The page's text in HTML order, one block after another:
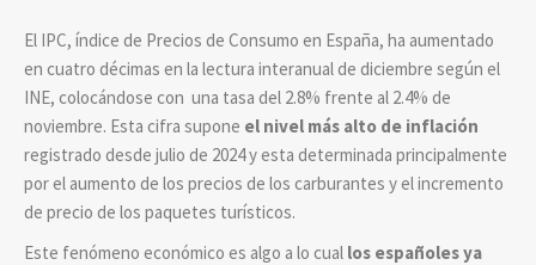
El IPC, índice de Precios de Consumo en España, ha aumentado
en cuatro décimas en la lectura interanual de diciembre según el
INE, colocándose con una tasa del 2.8% frente al 2.4% de
noviembre. Esta cifra supone el nivel más alto de inflación
registrado desde julio de 2024 y esta determinada principalmente
por el aumento de los precios de los carburantes y el incremento
de precio de los paquetes turísticos.
Este fenómeno económico es algo a lo cual los españoles ya